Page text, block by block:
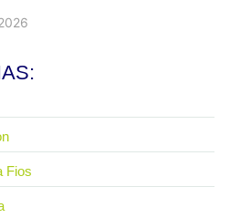
Fios